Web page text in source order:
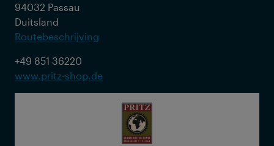
94032 Passau
Duitsland
Routebeschrijving
+49 851 36220
www.pritz-shop.de